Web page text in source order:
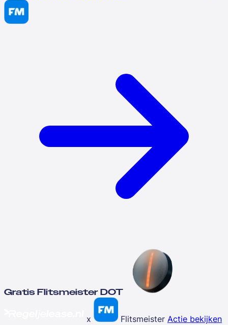
Gratis Flitsmeister DOT
x Flitsmeister Actie bekijken